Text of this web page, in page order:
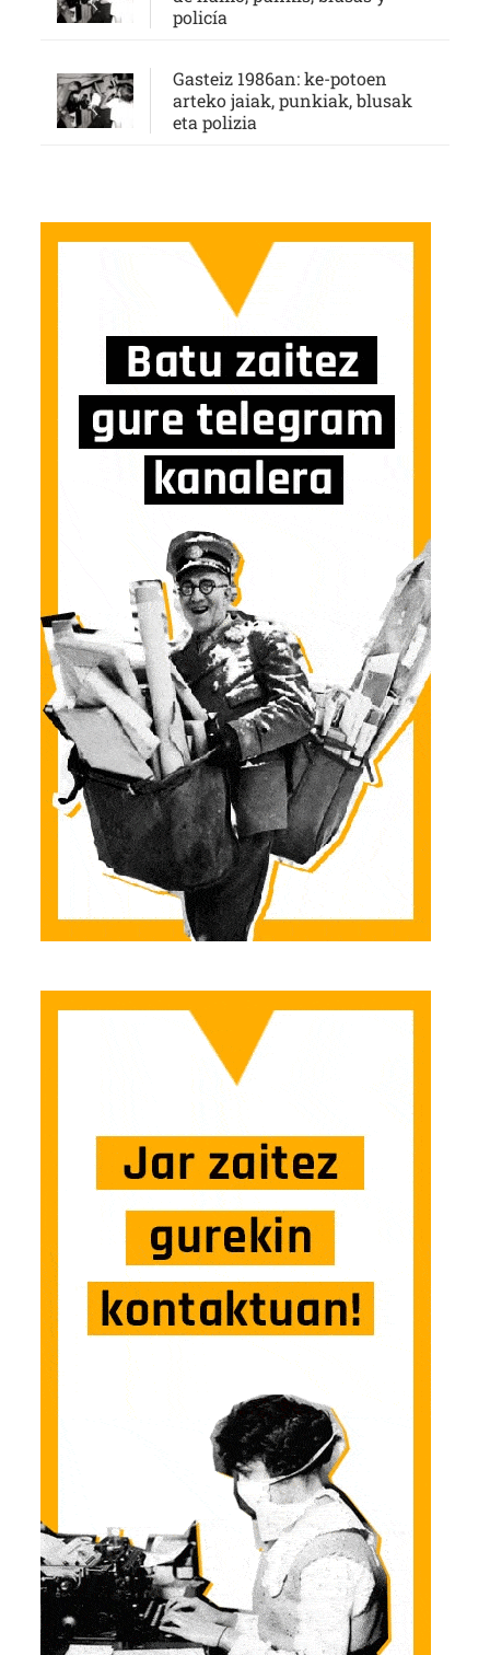
policía
Gasteiz 1986an: ke-potoen
arteko jaiak, punkiak, blusak
eta polizia